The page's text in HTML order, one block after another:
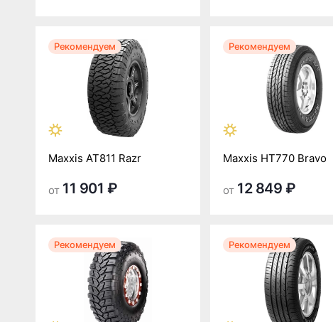
Рекомендуем
Maxxis AT811 Razr
от 11 901 ₽
Рекомендуем
Maxxis HT770 Bravo
от 12 849 ₽
Рекомендуем Рекомендуем